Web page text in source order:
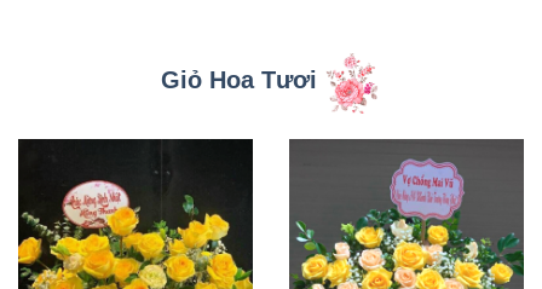
Giỏ Hoa Tươi